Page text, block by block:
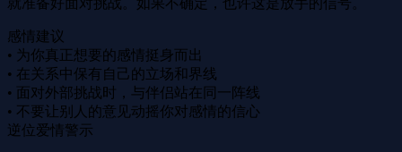
就准备好面对挑战。如果不确定，也许这是放手的信号。
感情建议
• 为你真正想要的感情挺身而出
• 在关系中保有自己的立场和界线
• 面对外部挑战时，与伴侣站在同一阵线
• 不要让别人的意见动摇你对感情的信心
逆位爱情警示